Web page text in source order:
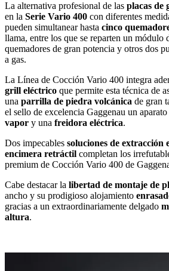
La alternativa profesional de las placas de
en la Serie Vario 400 con diferentes
pueden simultanear hasta cinco
llama, entre los que se reparten un módulo
quemadores de gran potencia y otros dos
a gas.
La Línea de Cocción Vario 400 integra
grill eléctrico que permite esta técnica de
una parrilla de piedra volcánica de gran
el sello de excelencia Gaggenau un
vapor y una freidora eléctrica.
Dos impecables soluciones de extracción
encimera retráctil completan los
premium de Cocción Vario 400 de
Cabe destacar la libertad de montaje de
ancho y su prodigioso alojamiento
gracias a un extraordinariamente delgado
altura.